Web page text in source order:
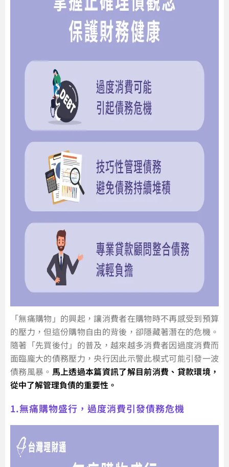
「無痛購物」的興起，讓消費者在購物時不再感受到預算
的壓力，但這份購物自由的背後，卻隱藏著潛在的危機。
隨著「先買後付」的普及，越來越多消費者因過度消費而
面臨龐大的債務壓力，央行因此示警此模式可能引發一波
債務風暴。 馬上透過本篇資訊了解目前消費、貸款環境，
從中了解管理負債的重要性。
1.無痛購物盛行，過度消費引發債務危機